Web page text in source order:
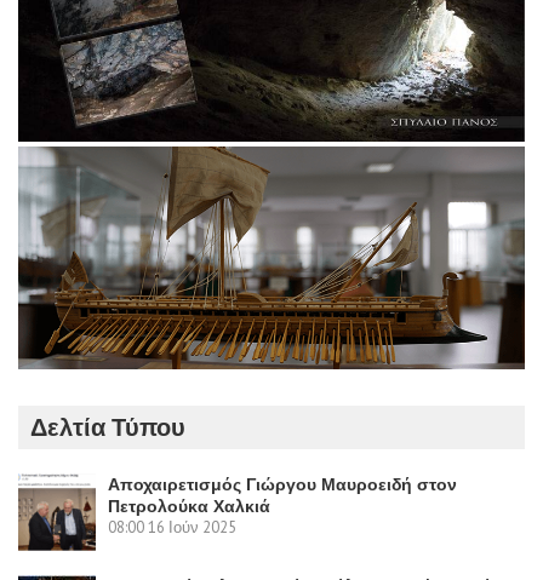
Δελτία Τύπου
Αποχαιρετισμός Γιώργου Μαυροειδή στον
Πετρολούκα Χαλκιά
08:0016 Ιούν 2025